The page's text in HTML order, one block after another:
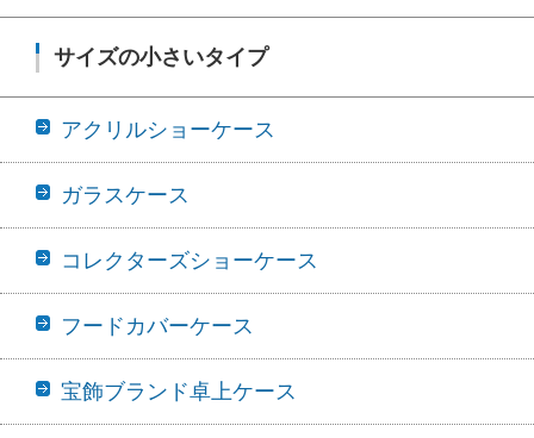
サイズの小さいタイプ
アクリルショーケース
ガラスケース
コレクターズショーケース
フードカバーケース
宝飾ブランド卓上ケース